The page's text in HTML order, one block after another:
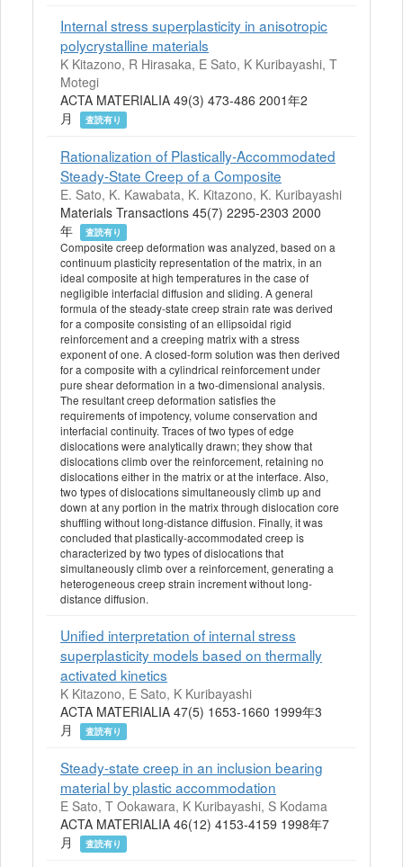
Internal stress superplasticity in anisotropic
polycrystalline materials
K Kitazono, R Hirasaka, E Sato, K Kuribayashi, T
Motegi
ACTA MATERIALIA 49(3) 473-486 2001年2
月
査読有り
Rationalization of Plastically-Accommodated
Steady-State Creep of a Composite
E. Sato, K. Kawabata, K. Kitazono, K. Kuribayashi
Materials Transactions 45(7) 2295-2303 2000
年
査読有り
Composite creep deformation was analyzed, based on a
continuum plasticity representation of the matrix, in an
ideal composite at high temperatures in the case of
negligible interfacial diffusion and sliding. A general
formula of the steady-state creep strain rate was derived
for a composite consisting of an ellipsoidal rigid
reinforcement and a creeping matrix with a stress
exponent of one. A closed-form solution was then derived
for a composite with a cylindrical reinforcement under
pure shear deformation in a two-dimensional analysis.
The resultant creep deformation satisfies the
requirements of impotency, volume conservation and
interfacial continuity. Traces of two types of edge
dislocations were analytically drawn; they show that
dislocations climb over the reinforcement, retaining no
dislocations either in the matrix or at the interface. Also,
two types of dislocations simultaneously climb up and
down at any portion in the matrix through dislocation core
shuffling without long-distance diffusion. Finally, it was
concluded that plastically-accommodated creep is
characterized by two types of dislocations that
simultaneously climb over a reinforcement, generating a
heterogeneous creep strain increment without long-
distance diffusion.
Unified interpretation of internal stress
superplasticity models based on thermally
activated kinetics
K Kitazono, E Sato, K Kuribayashi
ACTA MATERIALIA 47(5) 1653-1660 1999年3
月
査読有り
Steady-state creep in an inclusion bearing
material by plastic accommodation
E Sato, T Ookawara, K Kuribayashi, S Kodama
ACTA MATERIALIA 46(12) 4153-4159 1998年7
月
査読有り